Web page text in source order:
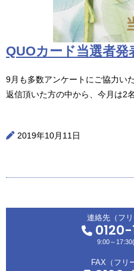
QUOカード当選者発
9月も多数アンケートにご協力い
返信頂いた方の中から、今月は2
2019年10月11日
連絡先（フリ
9:00～
FAX（フリ